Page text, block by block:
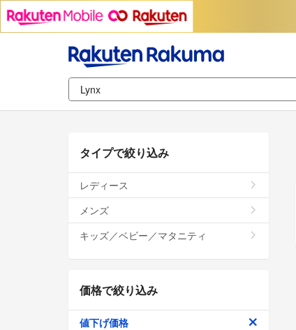
タイプで絞り込み
レディース
メンズ
キッズ／ベビー／マタニティ
価格で絞り込み
値下げ価格